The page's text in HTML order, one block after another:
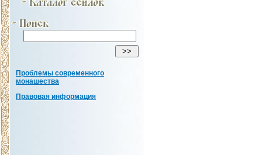
Проблемы современного
монашества
Правовая информация